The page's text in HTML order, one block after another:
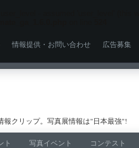
情報提供・お問い合わせ 広告募集
報クリップ。写真展情報は"日本最強"!
ト 写真イベント コンテスト